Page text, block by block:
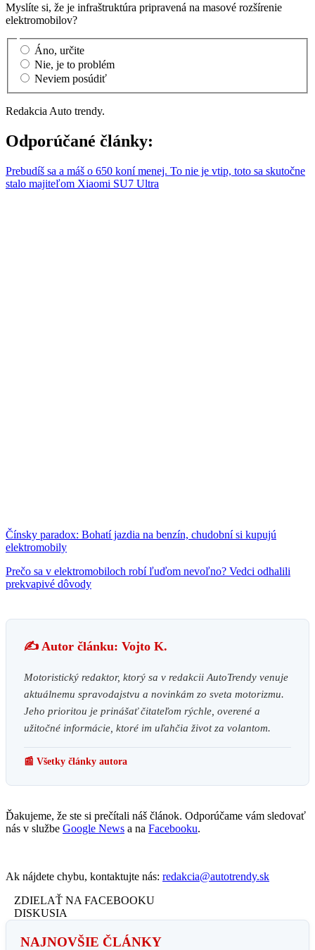
Myslíte si, že je infraštruktúra pripravená na masové rozšírenie
elektromobilov?
Áno, určite
Nie, je to problém
Neviem posúdiť
Redakcia Auto trendy.
Odporúčané články:
Prebudíš sa a máš o 650 koní menej. To nie je vtip, toto sa skutočne
stalo majiteľom Xiaomi SU7 Ultra
Čínsky paradox: Bohatí jazdia na benzín, chudobní si kupujú
elektromobily
Prečo sa v elektromobiloch robí ľuďom nevoľno? Vedci odhalili
prekvapivé dôvody
✍️ Autor článku: Vojto K.
Motoristický redaktor, ktorý sa v redakcii AutoTrendy venuje
aktuálnemu spravodajstvu a novinkám zo sveta motorizmu.
Jeho prioritou je prinášať čitateľom rýchle, overené a
užitočné informácie, ktoré im uľahčia život za volantom.
📰 Všetky články autora
Ďakujeme, že ste si prečítali náš článok. Odporúčame vám sledovať
nás v službe Google News a na Facebooku.
Ak nájdete chybu, kontaktujte nás: redakcia@autotrendy.sk
ZDIELAŤ NA FACEBOOKU
DISKUSIA
NAJNOVŠIE ČLÁNKY